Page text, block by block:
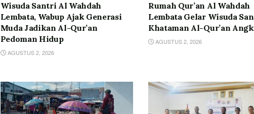
Wisuda Santri Al Wahdah
Lembata, Wabup Ajak Generasi
Muda Jadikan Al-Qur’an
Pedoman Hidup
AGUSTUS 2, 2026
Rumah Qur’an Al Wahdah
Lembata Gelar Wisuda
Khataman Al-Qur’an
AGUSTUS 2, 2026